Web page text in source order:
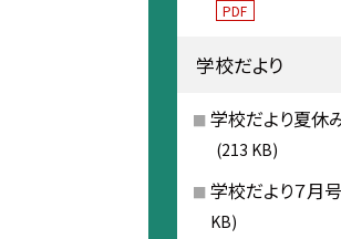
PDF
学校だより
学校だより夏休
(213 KB)
学校だより７月号
KB)